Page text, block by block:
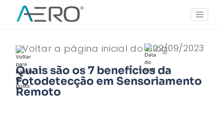
02/09/2023
Voltar a página inicial do blog
Quais são os 7 benefícios da
Fotodetecção em Sensoriamento
Remoto